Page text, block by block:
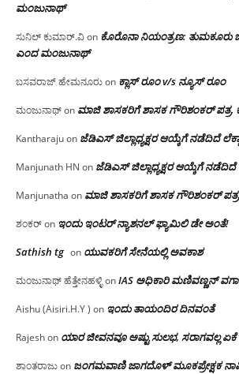
ಮಂಜು‌ನಾಥ್
ಸುನಿಲ್ ಕುಮಾರ್.ವಿon ಕೊರೊನಾ ನಿಯಂತ್ರಣ: ತುಮಕೂರು
ಎಂದ ಮಂಜು‌ನಾಥ್
ಬಸವರಾಜ್ ಹೇಮನೂರುon ಕ್ಲಾಸ್ ರೂಂ v/s ನ್ಯೂಸ್ ರೂಂ
ಮಂಜುನಾಥ್on ಮಾಜಿ ಶಾಸಕರಿಗೆ ಶಾಸಕ ಗೌರಿಶಂಕರ್ ಪತ್ರ,
Kantharajuon ಜೆಡಿಎಸ್ ಜಿಲ್ಲಾಧ್ಯಕ್ಷರ ಆಯ್ಕೆಗೆ ನಡೆದಿದೆ
Manjunath HN on ಜೆಡಿಎಸ್ ಜಿಲ್ಲಾಧ್ಯಕ್ಷರ ಆಯ್ಕೆಗೆ ನಡೆದಿದೆ
Manjunatha on ಮಾಜಿ ಶಾಸಕರಿಗೆ ಶಾಸಕ ಗೌರಿಶಂಕರ್ ಪತ್ರ,
ಶಂಕರ್on ಇಂದು ಇಂಟರ್ ನ್ಯಾಶನಲ್ ಫ್ಯಾಮಿಲಿ ಡೇ ಅಂತೆ!
Sathish tg on ಯುವಕರಿಗೆ ಸೇನೆಯಲ್ಲಿ ಅವಕಾಶ
ಮಂಜುನಾಥ್ ಹೆತ್ತೇನಹಳ್ಳಿonIAS ಅಧಿಕಾರಿ ಮಣಿವಣ್ಣನ್
Aishu (Aisiri.H.Y ) on ಇಂದು ತಾಯಂದಿರ ದಿನವಂತೆ
Rajeshon ಯಾರ ಜೀವನವೂ ಅಷ್ಟು ಸುಲಭ, ಸರಾಗವಲ್ಲ ಏಕೆ
ಶಾಂತರಾಜುon ಜಂಗಮವಾಣಿ ಜಾಗದೊಳ್ ಮೂಕಪ್ರೇಕ್ಷಕ